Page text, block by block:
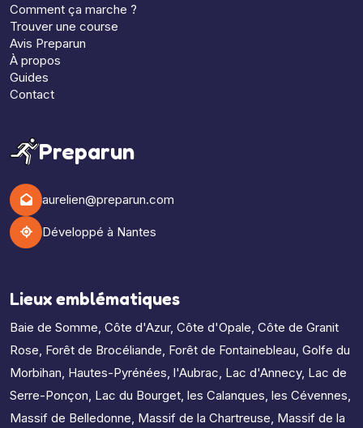
Comment ça marche ?
Trouver une course
Avis Preparun
À propos
Guides
Contact
Preparun
aurelien@preparun.com
Développé à Nantes
Lieux emblématiques
Baie de Somme, Côte d'Azur, Côte d'Opale, Côte de Granit
Rose, Forêt de Brocéliande, Forêt de Fontainebleau, Golfe du
Morbihan, Hautes-Pyrénées, l'Aubrac, Lac d'Annecy, Lac de
Serre-Ponçon, Lac du Bourget, les Calanques, les Cévennes,
Massif de Belledonne, Massif de la Chartreuse, Massif de la